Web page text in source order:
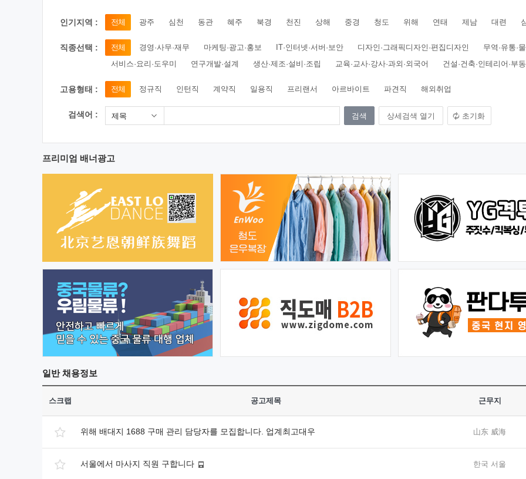
인기지역 : 전체 광주 심천 동관 혜주 북경 천진 상해 중경 청도 위해 연태 제남 대련
직종선택 : 전체 경영·사무·재무 마케팅·광고·홍보 IT·인터넷·서버·보안 디자인·그래픽디자인·편집디자인
무역·유통·
서비스·요리·도우미
연구개발·설계 생산·제조·설비·조립 교육·교사·강사·과외·외국어 건설·건축·인테리어·부
고용형태 : 전체 정규직 인턴직 계약직 일용직 프리랜서 아르바이트 파견직 해외취업
검색어 : 제목 상세검색 열기 초기화
프리미엄 배너광고
일반채용정보
스크랩 공고제목 근무지
위해 배대지 1688 구매 관리 담당자를 모집합니다. 업계최고대우 山东 威海
서울에서 마사지 직원 구합니다 한국 서울